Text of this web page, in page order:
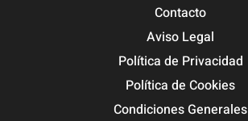
Contacto
Aviso Legal
Política de Privacidad
Política de Cookies
Condiciones Generales